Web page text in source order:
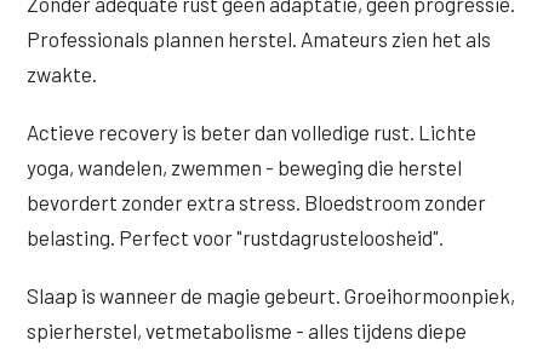
Professionals plannen herstel. Amateurs zien het als
zwakte.
Actieve recovery is beter dan volledige rust. Lichte
yoga, wandelen, zwemmen - beweging die herstel
bevordert zonder extra stress. Bloedstroom zonder
belasting. Perfect voor "rustdagrusteloosheid".
Slaap is wanneer de magie gebeurt. Groeihormoonpiek,
spierherstel, vetmetabolisme - alles tijdens diepe